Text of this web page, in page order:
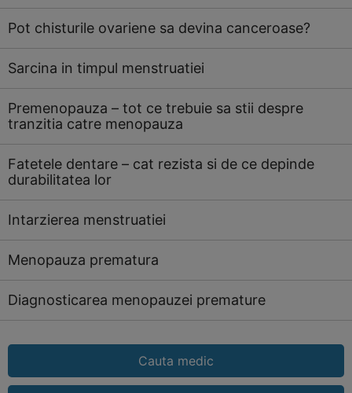
Pot chisturile ovariene sa devina canceroase?
Sarcina in timpul menstruatiei
Premenopauza – tot ce trebuie sa stii despre
tranzitia catre menopauza
Fatetele dentare – cat rezista si de ce depinde
durabilitatea lor
Intarzierea menstruatiei
Menopauza prematura
Diagnosticarea menopauzei premature
Cauta medic